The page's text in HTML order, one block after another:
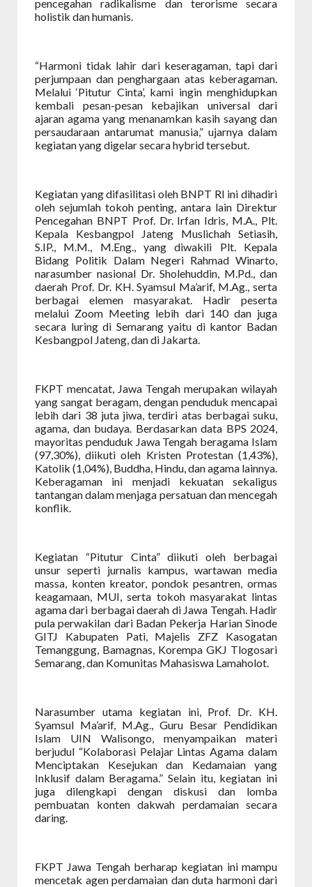
pencegahan radikalisme dan terorisme secara
holistik dan humanis.
“Harmoni tidak lahir dari keseragaman, tapi dari
perjumpaan dan penghargaan atas keberagaman.
Melalui ‘Pitutur Cinta’, kami ingin menghidupkan
kembali pesan-pesan kebajikan universal dari
ajaran agama yang menanamkan kasih sayang dan
persaudaraan antarumat manusia,” ujarnya dalam
kegiatan yang digelar secara hybrid tersebut.
Kegiatan yang difasilitasi oleh BNPT RI ini dihadiri
oleh sejumlah tokoh penting, antara lain Direktur
Pencegahan BNPT Prof. Dr. Irfan Idris, M.A., Plt.
Kepala Kesbangpol Jateng Muslichah Setiasih,
S.IP., M.M., M.Eng., yang diwakili Plt. Kepala
Bidang Politik Dalam Negeri Rahmad Winarto,
narasumber nasional Dr. Sholehuddin, M.Pd., dan
daerah Prof. Dr. KH. Syamsul Ma’arif, M.Ag., serta
berbagai elemen masyarakat. Hadir peserta
melalui Zoom Meeting lebih dari 140 dan juga
secara luring di Semarang yaitu di kantor Badan
Kesbangpol Jateng, dan di Jakarta.
FKPT mencatat, Jawa Tengah merupakan wilayah
yang sangat beragam, dengan penduduk mencapai
lebih dari 38 juta jiwa, terdiri atas berbagai suku,
agama, dan budaya. Berdasarkan data BPS 2024,
mayoritas penduduk Jawa Tengah beragama Islam
(97,30%), diikuti oleh Kristen Protestan (1,43%),
Katolik (1,04%), Buddha, Hindu, dan agama lainnya.
Keberagaman ini menjadi kekuatan sekaligus
tantangan dalam menjaga persatuan dan mencegah
konflik.
Kegiatan “Pitutur Cinta” diikuti oleh berbagai
unsur seperti jurnalis kampus, wartawan media
massa, konten kreator, pondok pesantren, ormas
keagamaan, MUI, serta tokoh masyarakat lintas
agama dari berbagai daerah di Jawa Tengah. Hadir
pula perwakilan dari Badan Pekerja Harian Sinode
GITJ Kabupaten Pati, Majelis ZFZ Kasogatan
Temanggung, Bamagnas, Korempa GKJ Tlogosari
Semarang, dan Komunitas Mahasiswa Lamaholot.
Narasumber utama kegiatan ini, Prof. Dr. KH.
Syamsul Ma’arif, M.Ag., Guru Besar Pendidikan
Islam UIN Walisongo, menyampaikan materi
berjudul “Kolaborasi Pelajar Lintas Agama dalam
Menciptakan Kesejukan dan Kedamaian yang
Inklusif dalam Beragama.” Selain itu, kegiatan ini
juga dilengkapi dengan diskusi dan lomba
pembuatan konten dakwah perdamaian secara
daring.
FKPT Jawa Tengah berharap kegiatan ini mampu
mencetak agen perdamaian dan duta harmoni dari